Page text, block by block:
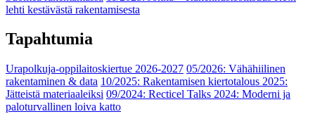
lehti kestävästä rakentamisesta
Tapahtumia
Urapolkuja-oppilaitoskiertue 2026-2027 05/2026: Vähähiilinen
rakentaminen & data 10/2025: Rakentamisen kiertotalous 2025:
Jätteistä materiaaleiksi 09/2024: Recticel Talks 2024: Moderni ja
paloturvallinen loiva katto